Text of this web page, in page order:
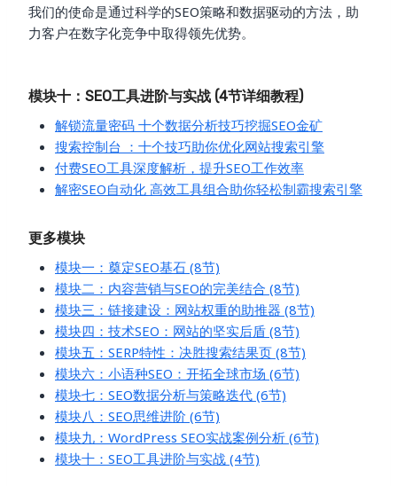
我们的使命是通过科学的SEO策略和数据驱动的方法，助
力客户在数字化竞争中取得领先优势。
模块十：SEO工具进阶与实战 (4节详细教程)
解锁流量密码 十个数据分析技巧挖掘SEO金矿
搜索控制台 ：十个技巧助你优化网站搜索引擎
付费SEO工具深度解析，提升SEO工作效率
解密SEO自动化 高效工具组合助你轻松制霸搜索引擎
更多模块
模块一：奠定SEO基石 (8节)
模块二：内容营销与SEO的完美结合 (8节)
模块三：链接建设：网站权重的助推器 (8节)
模块四：技术SEO：网站的坚实后盾 (8节)
模块五：SERP特性：决胜搜索结果页 (8节)
模块六：小语种SEO：开拓全球市场 (6节)
模块七：SEO数据分析与策略迭代 (6节)
模块八：SEO思维进阶 (6节)
模块九：WordPress SEO实战案例分析 (6节)
模块十：SEO工具进阶与实战 (4节)